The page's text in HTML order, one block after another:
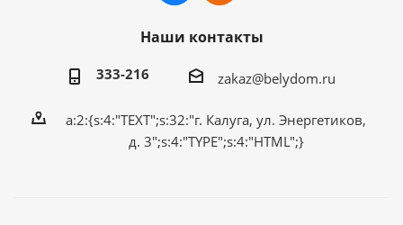
Наши контакты
333-216 zakaz@belydom.ru
a:2:{s:4:"TEXT";s:32:"г. Калуга, ул. Энергетиков,
д. 3";s:4:"TYPE";s:4:"HTML";}